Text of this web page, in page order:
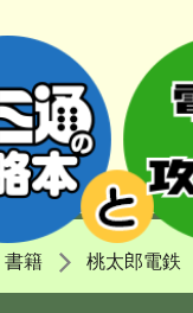
書籍 桃太郎電鉄